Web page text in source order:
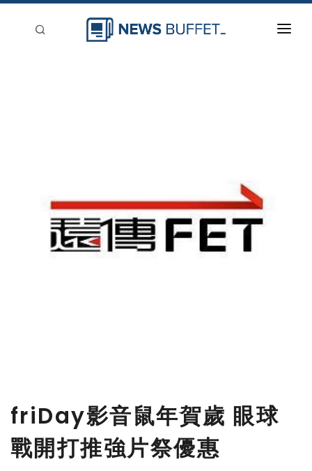
friDay影音鼠年賀歲 眼球
戰開打推強片祭優惠